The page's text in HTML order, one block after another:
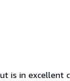
is in